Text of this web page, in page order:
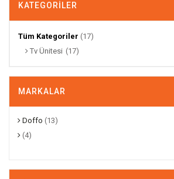
KATEGORILER
Tüm Kategoriler (17)
Tv Ünitesi (17)
MARKALAR
Doffo (13)
(4)